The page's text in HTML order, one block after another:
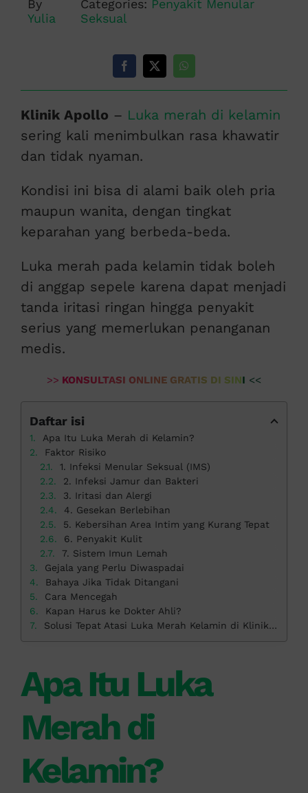
By
Yulia
Categories: Penyakit Menular
Seksual
Klinik Apollo – Luka merah di kelamin
sering kali menimbulkan rasa khawatir
dan tidak nyaman.
Kondisi ini bisa di alami baik oleh pria
maupun wanita, dengan tingkat
keparahan yang berbeda-beda.
Luka merah pada kelamin tidak boleh
di anggap sepele karena dapat menjadi
tanda iritasi ringan hingga penyakit
serius yang memerlukan penanganan
medis.
>> KONSULTASI ONLINE GRATIS DI SINI <<
Daftar isi
Apa Itu Luka Merah di Kelamin?
Faktor Risiko
1. Infeksi Menular Seksual (IMS)
2. Infeksi Jamur dan Bakteri
3. Iritasi dan Alergi
4. Gesekan Berlebihan
5. Kebersihan Area Intim yang Kurang Tepat
6. Penyakit Kulit
7. Sistem Imun Lemah
Gejala yang Perlu Diwaspadai
Bahaya Jika Tidak Ditangani
Cara Mencegah
Kapan Harus ke Dokter Ahli?
Solusi Tepat Atasi Luka Merah Kelamin di Klinik Apollo
Apa Itu Luka
Merah di
Kelamin?